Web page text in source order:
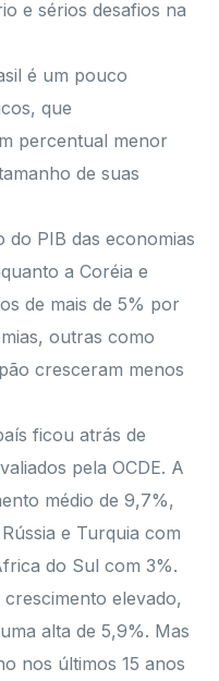
e sérios desafios na
é um pouco
que
percentual menor
de suas
do PIB das economias
a Coréia e
de mais de 5% por
outras como
cresceram menos
ficou atrás de
pela OCDE. A
médio de 9,7%,
e Turquia com
do Sul com 3%.
elevado,
alta de 5,9%. Mas
nos últimos 15 anos